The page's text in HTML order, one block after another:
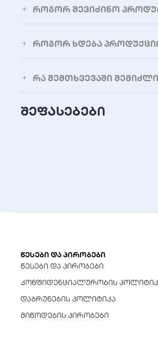
კვების წყარო
შენახვის ტემპერატურა
როგორ შევიძინო
როგორ ხდება
რა შემთხვევაში
შეფასებები
წესები და პირობები
წესები და პირობები
კონფიდენციალურობის
დაბრუნების პოლიტიკა
მიწოდების პირობები